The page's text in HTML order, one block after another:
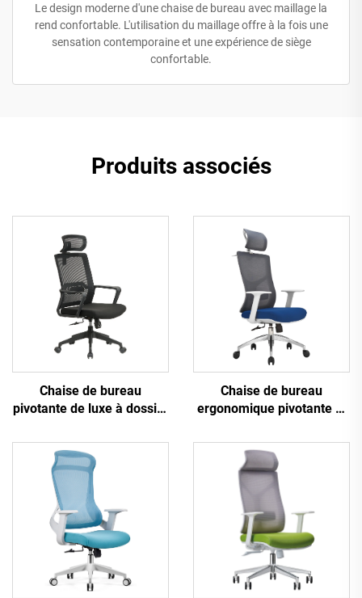
Le design moderne d'une chaise de bureau avec maillage la
rend confortable. L'utilisation du maillage offre à la fois une
sensation contemporaine et une expérience de siège
confortable.
Produits associés
Chaise de bureau
pivotante de luxe à dossier
tâches de personnel,
bureau d'ordinateur
ergonomique en maille
Chaise de bureau
ergonomique pivotante et
pour tâches informatiques